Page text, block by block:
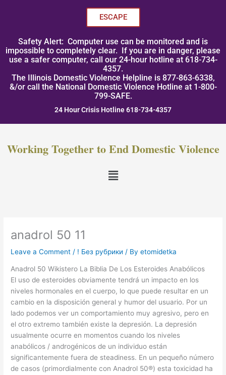
ESCAPE
Safety Alert: Computer use can be monitored and is
impossible to completely clear. If you are in danger, please
use a safer computer, call our 24-hour hotline at 618-734-
4357.
The Illinois Domestic Violence Helpline is 877-863-6338,
&/or call the National Domestic Violence Hotline at 1-800-
799-SAFE.
24 Hour Crisis Hotline 618-734-4357
Working Together to End Domestic Violence
Menu
anadrol 50 11
Leave a Comment / ! Без рубрики / Byetomidetka
Anadrol 50 Wikistero La Biblia De Los Esteroides Anabólicos
El uso de esteroides obviamente tendrá un impacto en los
niveles hormonales en el cuerpo, lo que puede resultar en un
cambio en la disposición general y humor del usuario. Por un
lado podemos ver un comportamiento muy agresivo, pero en
el otro extremo también existe la depresión. La depresión
usualmente ocurre en momentos cuando los niveles
anabólicos / androgénicos de un individuo están
significantemente fuera de steadiness. En un pequeño número
de casos (primordialmente con Anadrol 50®) esta toxicidad ha